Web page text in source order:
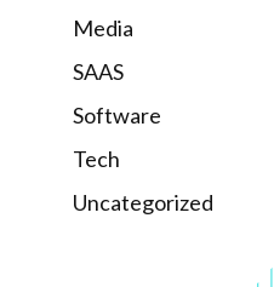
Media
SAAS
Software
Tech
Uncategorized